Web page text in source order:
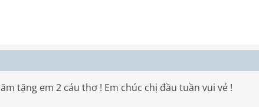
tặng em 2 cáu thơ ! Em chúc chị đầu tuần vui vẻ !